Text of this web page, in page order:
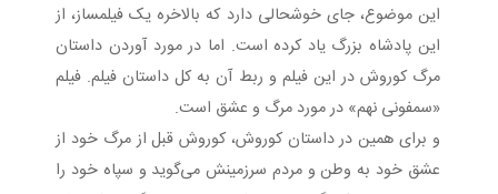
این موضوع، جای خوشحالی دارد که بالاخره یک فیلمساز، از
این پادشاه بزرگ یاد کرده است. اما در مورد آوردن داستان
مرگ کوروش در این فیلم و ربط آن به کل داستان فیلم. فیلم
«سمفونی نهم» در مورد مرگ و عشق است.
و برای همین در داستان کوروش، کوروش قبل از مرگ خود از
عشق خود به وطن و مردم سرزمینش می‌گوید و سپاه خود را